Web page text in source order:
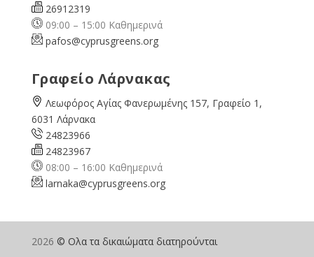
26912319
09:00 – 15:00 Καθημερινά
pafos@cyprusgreens.org
Γραφείο Λάρνακας
Λεωφόρος Αγίας Φανερωμένης 157, Γραφείο 1,
6031 Λάρνακα
24823966
24823967
08:00 – 16:00 Καθημερινά
larnaka@cyprusgreens.org
2026 © Ολα τα δικαιώματα διατηρούνται